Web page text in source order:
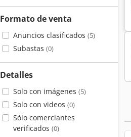
Formato de venta
Anuncios clasificados (5)
Subastas (0)
Detalles
Solo con imágenes (5)
Solo con videos (0)
Sólo comerciantes
verificados (0)